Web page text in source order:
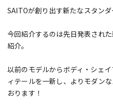
SAITOが創り出す新たなスタン
今回紹介するのは先日発表され
紹介。
以前のモデルからボディ・シェ
ィテールを一新し、よりモダン
おります！